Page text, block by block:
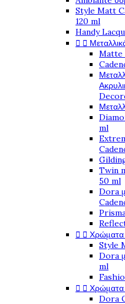
Style Matt
120 ml
Handy
 
Matte
ml
Twin
50 ml
Dora
  Χρώματα
Style
Dora
ml
  Χρώματα
Dora